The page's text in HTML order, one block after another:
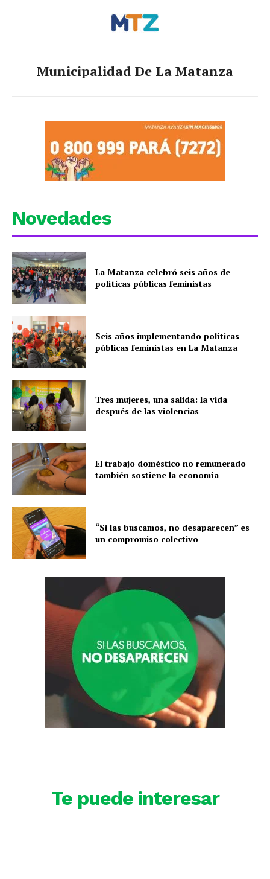
Municipalidad De La Matanza
Novedades
La Matanza celebró seis años de
políticas públicas feministas
Seis años implementando políticas
públicas feministas en La Matanza
Tres mujeres, una salida: la vida
después de las violencias
El trabajo doméstico no remunerado
también sostiene la economía
“Si las buscamos, no desaparecen” es
un compromiso colectivo
Te puede interesar